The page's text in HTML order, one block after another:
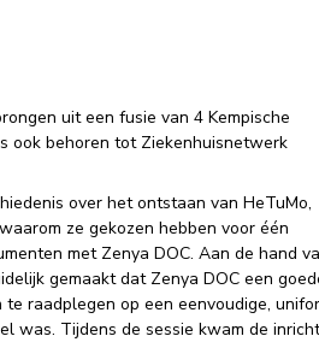
uit een fusie van 4 Kempische
ook behoren tot Ziekenhuisnetwerk
over het ontstaan van HeTuMo,
ze gekozen hebben voor één
met Zenya DOC. Aan de hand
gemaakt dat Zenya DOC een
raadplegen op een eenvoudige,
was. Tijdens de sessie kwam de